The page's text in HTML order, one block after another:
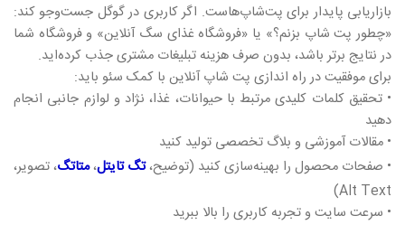
بازاریابی پایدار برای پت‌شاپ‌هاست. اگر کاربری در گوگل جست‌وجو کند:
«چطور پت شاپ بزنم؟» یا «فروشگاه غذای سگ آنلاین» و فروشگاه شما
در نتایج برتر باشد، بدون صرف هزینه تبلیغات مشتری جذب کرده‌اید.
برای موفقیت در راه‌ اندازی پت شاپ آنلاین با کمک سئو باید:
• تحقیق کلمات کلیدی مرتبط با حیوانات، غذا، نژاد و لوازم جانبی انجام
دهید
• مقالات آموزشی و بلاگ تخصصی تولید کنید
• صفحات محصول را بهینه‌سازی کنید (توضیح،تگ تایتل،متاتگ، تصویر،
Alt Text)
• سرعت سایت و تجربه کاربری را بالا ببرید